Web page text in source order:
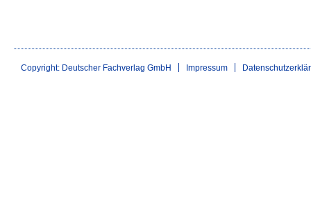
Copyright: Deutscher Fachverlag GmbH Impressum